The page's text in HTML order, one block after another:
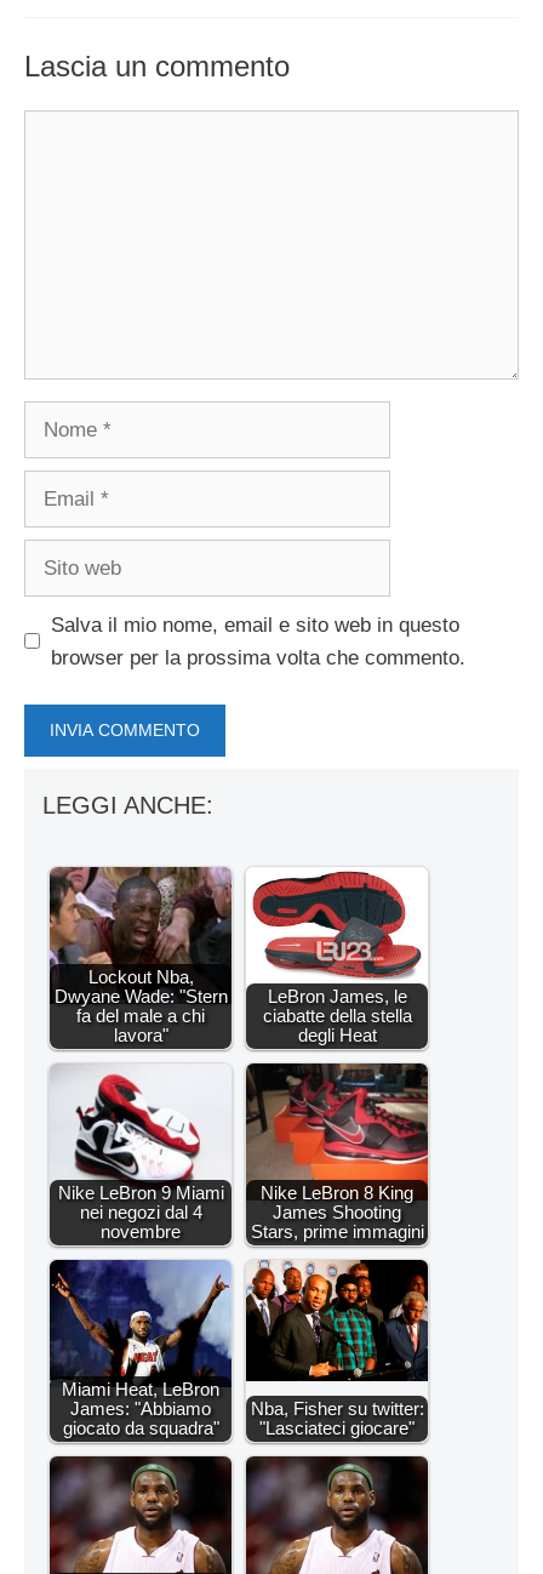
Lascia un commento
Nome
Email
Sito
Salva il mio nome, email e sito web in questo
browser per la prossima volta che commento.
LEGGI ANCHE:
Lockout Nba,
Dwyane Wade: "Stern
fa del male a chi
lavora"
LeBron James, le
ciabatte della stella
degli Heat
Nike LeBron 9 Miami
nei negozi dal 4
novembre
Nike LeBron 8 King
James Shooting
Stars, prime immagini
Miami Heat, LeBron
James: "Abbiamo
giocato da squadra"
Nba, Fisher su twitter:
"Lasciateci giocare"